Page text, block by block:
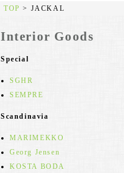
TOP > JACKAL
Interior Goods
Special
SGHR
SEMPRE
Scandinavia
MARIMEKKO
Georg Jensen
KOSTA BODA